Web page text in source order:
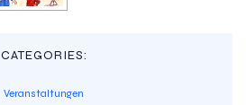
CATEGORIES:
Veranstaltungen